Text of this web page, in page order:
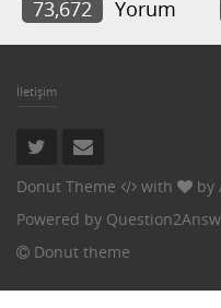
73,672
Yorum
İletişim
Donut Theme with by
Powered by
Donut theme